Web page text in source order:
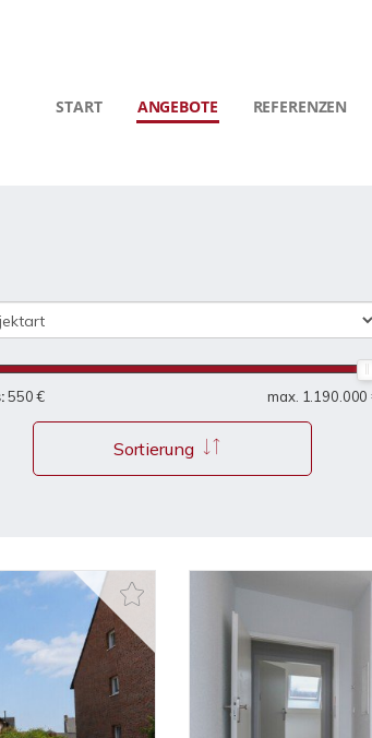
START ANGEBOTE REFERENZEN
550 € max. 1.190.000
Sortierung